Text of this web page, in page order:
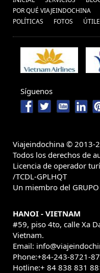
POR QUÉ VIAJEINDOCHINA
POLÍ­TICAS
FOTOS
Síguenos
Viajeindochina © 2013-
Todos los derechos de
Licencia de operador
/TCDL-GPLHQT
Un miembro del
HANOI - VIETNAM
#59, piso 4to, calle Xa
Vietnam.
Email:
Phone:+84-243-8721-
Hotline:+ 84 838 831